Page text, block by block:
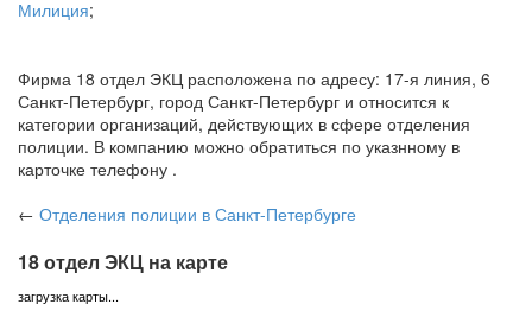
Милиция;
Фирма 18 отдел ЭКЦ расположена по адресу: 17-я линия, 6
Санкт-Петербург, город Санкт-Петербург и относится к
категории организаций, действующих в сфере отделения
полиции. В компанию можно обратиться по указнному в
карточке телефону .
← Отделения полиции в Санкт-Петербурге
18 отдел ЭКЦ на карте
загрузка карты...